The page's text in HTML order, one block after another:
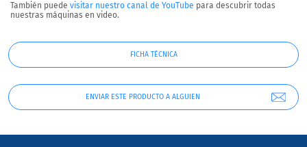
También puede visitar nuestro canal de YouTube para descubrir todas
nuestras máquinas en video.
ENVIAR ESTE PRODUCTO A ALGUIEN
FICHA TÉCNICA